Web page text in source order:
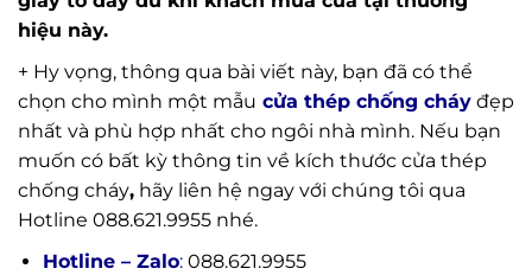
hiệu này.
+ Hy vọng, thông qua bài viết này, bạn đã có thể
chọn cho mình một mẫu cửa thép chống cháy đẹp
nhất và phù hợp nhất cho ngôi nhà mình. Nếu bạn
muốn có bất kỳ thông tin về kích thước cửa thép
chống cháy, hãy liên hệ ngay với chúng tôi qua
Hotline 088.621.9955 nhé.
Hotline – Zalo: 088.621.9955